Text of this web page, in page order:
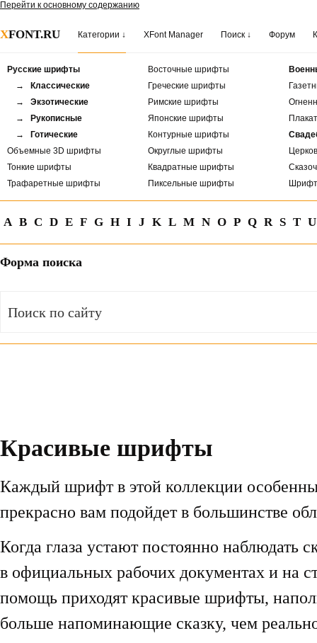
Перейти к основному содержанию
XFONT.RU Категории ↓ XFont Manager Поиск ↓ Форум
Русские шрифты
→ Классические
→ Экзотические
→ Рукописные
→ Готические
Объемные 3D шрифты
Тонкие шрифты
Трафаретные шрифты
Восточные шрифты
Греческие шрифты
Римские шрифты
Японские шрифты
Контурные шрифты
Округлые шрифты
Квадратные шрифты
Пиксельные шрифты
A B C D E F G H I J K L M N O P Q R S T U
Форма поиска
Красивые шрифты
Каждый шрифт в этой коллекции
прекрасно вам подойдет в большинстве
Когда глаза устают постоянно наблюдать
в официальных рабочих документах и на
помощь приходят красивые шрифты,
больше напоминающие сказку, чем